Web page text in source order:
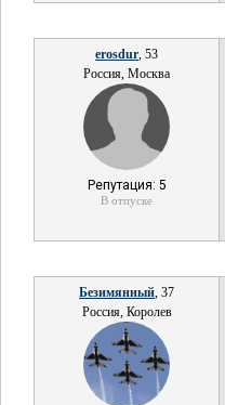
erosdur, 53
Россия, Москва
Репутация: 5
В отпуске
Безимянный, 37
Россия, Королев